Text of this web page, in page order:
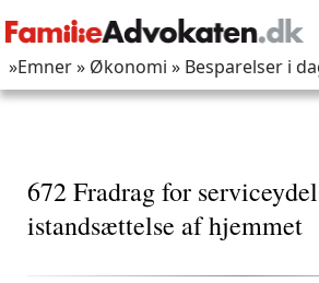
»Emner» Økonomi » Besparelser i
672 Fradrag for
istandsættelse af hjemmet